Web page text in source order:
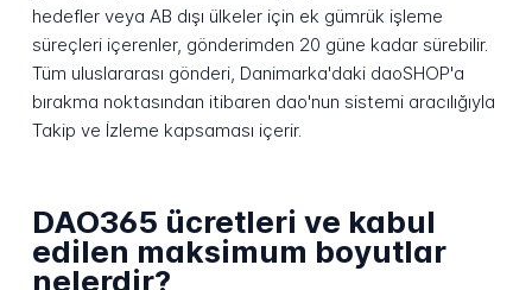
hedefler veya AB dışı ülkeler için ek gümrük işleme
süreçleri içerenler, gönderimden 20 güne kadar sürebilir.
Tüm uluslararası gönderi, Danimarka'daki daoSHOP'a
bırakma noktasından itibaren dao'nun sistemi aracılığıyla
Takip ve İzleme kapsaması içerir.
DAO365 ücretleri ve kabul
edilen maksimum boyutlar
nelerdir?